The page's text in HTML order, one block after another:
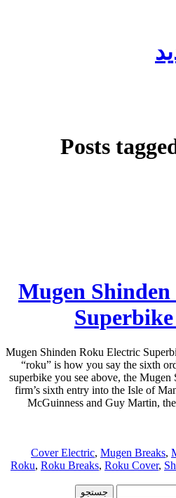
Posts
Mugen
Mugen Shinden Roku Electric
“roku” is how you say the sixth
superbike you see above, the Mugen
firm’s sixth entry into the Isle of
McGuinness and Guy Martin,
Cover Electric, Mugen Breaks,
Roku, Roku Breaks, Roku Cover,